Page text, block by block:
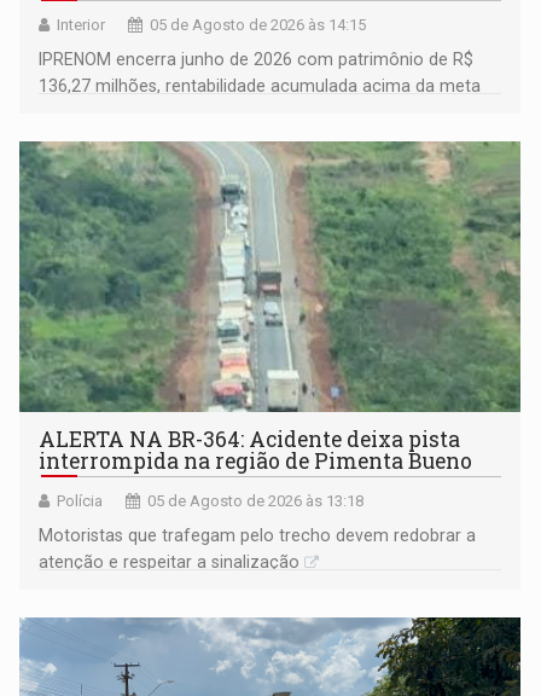
Interior 05 de Agosto de 2026 às 14:15
IPRENOM encerra junho de 2026 com patrimônio de R$
136,27 milhões, rentabilidade acumulada acima da meta
ALERTA NA BR-364: Acidente deixa pista
interrompida na região de Pimenta Bueno
Polícia 05 de Agosto de 2026 às 13:18
​Motoristas que trafegam pelo trecho devem redobrar a
atenção e respeitar a sinalização